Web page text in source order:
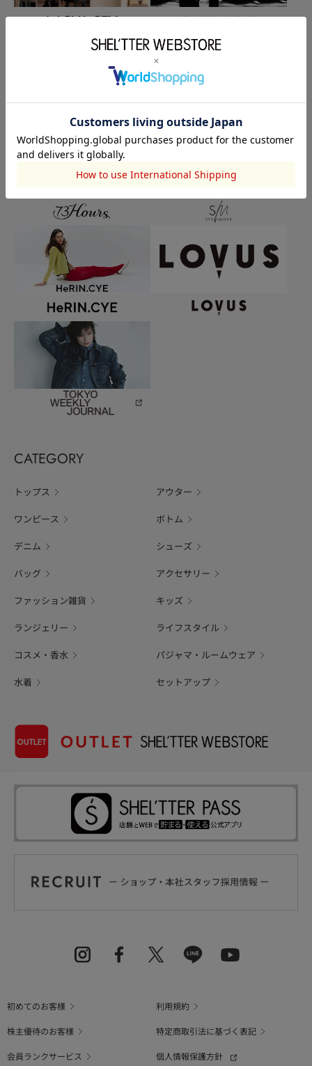
CATEGORY
トップス アウター
ワンピース ボトム
デニム シューズ
バッグ アクセサリー
ファッション雑貨 キッズ
ランジェリー ライフスタイル
コスメ・香水 パジャマ・ルームウェア
水着 セットアップ
初めてのお客様
利用規約
株主優待のお客様
特定商取引法に基づく表記
会員ランクサービス
個人情報保護方針